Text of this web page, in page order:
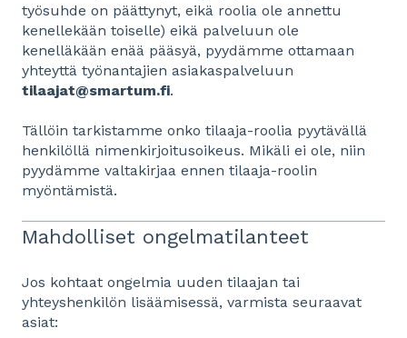
työsuhde on päättynyt, eikä roolia ole annettu
kenellekään toiselle) eikä palveluun ole
kenelläkään enää pääsyä, pyydämme ottamaan
yhteyttä työnantajien asiakaspalveluun
tilaajat@smartum.fi.
Tällöin tarkistamme onko tilaaja-roolia pyytävällä
henkilöllä nimenkirjoitusoikeus. Mikäli ei ole, niin
pyydämme valtakirjaa ennen tilaaja-roolin
myöntämistä.
Mahdolliset ongelmatilanteet
Jos kohtaat ongelmia uuden tilaajan tai
yhteyshenkilön lisäämisessä, varmista seuraavat
asiat: